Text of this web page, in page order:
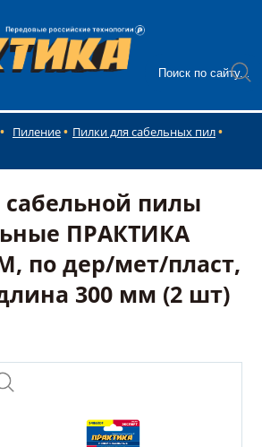
Пиление
Пилки для сабельных пил
пилы
ПРАКТИКА
по дер/мет/пласт,
300 мм (2 шт)